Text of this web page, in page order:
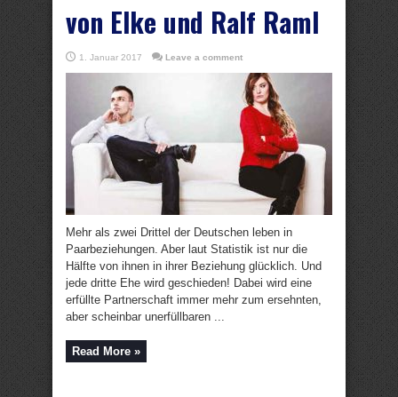
von Elke und Ralf Raml
1. Januar 2017 Leave a comment
Mehr als zwei Drittel der Deutschen leben in
Paarbeziehungen. Aber laut Statistik ist nur die
Hälfte von ihnen in ihrer Beziehung glücklich. Und
jede dritte Ehe wird geschieden! Dabei wird eine
erfüllte Partnerschaft immer mehr zum ersehnten,
aber scheinbar unerfüllbaren ...
Read More »